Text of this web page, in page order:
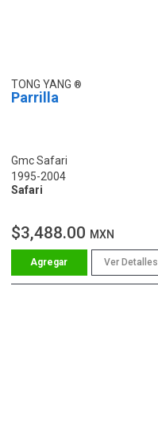
TONG YANG
Parrilla
Gmc Safari
1995-2004
Safari
$3,488.00 MXN
Ver Detalles